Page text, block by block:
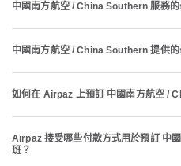
中國南方航空 / China Southern 服務
中國南方航空 / China Southern 提供
如何在 Airpaz 上預訂 中國南方航空 /
Airpaz 接受哪些付款方式用於預訂 中
班？